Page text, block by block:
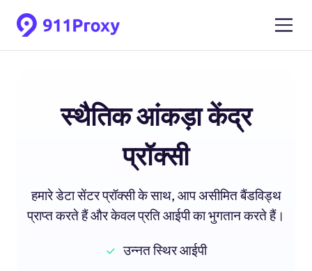
स्थैतिक आंकड़ा केंद्र
प्रॉक्सी
हमारे डेटा सेंटर प्रॉक्सी के साथ, आप असीमित बैंडविड्थ
प्राप्त करते हैं और केवल प्रति आईपी का भुगतान करते हैं।
उन्नत स्थिर आईपी